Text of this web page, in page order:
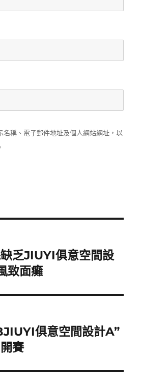
名稱、電子郵件地址及個人網站網址，以
乏JIUYI俱意空間設
致面癱
俱意空間設計A”
賽